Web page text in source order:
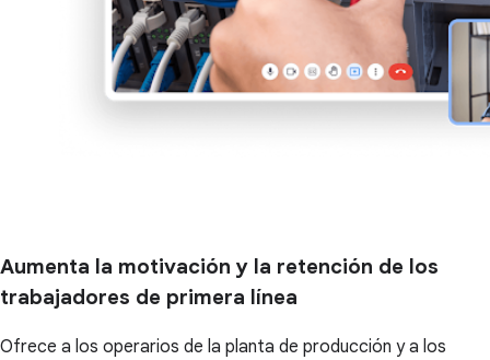
Aumenta la motivación y la retención de los
trabajadores de primera línea
Ofrece a los operarios de la planta de producción y a los